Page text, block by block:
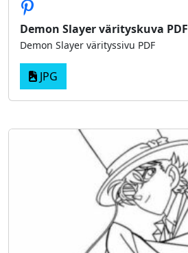
Demon Slayer värityskuva PDF
Demon Slayer värityssivu PDF
JPG